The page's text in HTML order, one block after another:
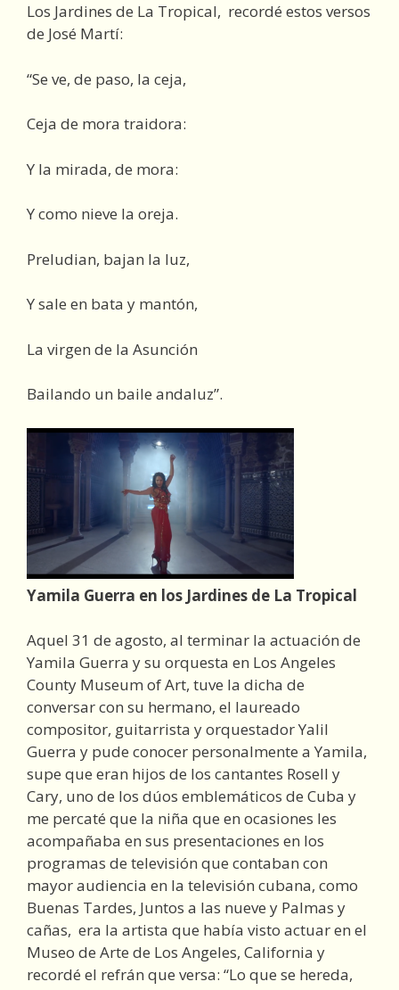
Los Jardines de La Tropical, recordé estos versos
de José Martí:
“Se ve, de paso, la ceja,
Ceja de mora traidora:
Y la mirada, de mora:
Y como nieve la oreja.
Preludian, bajan la luz,
Y sale en bata y mantón,
La virgen de la Asunción
Bailando un baile andaluz”.
Yamila Guerra en los Jardines de La Tropical
Aquel 31 de agosto, al terminar la actuación de
Yamila Guerra y su orquesta en Los Angeles
County Museum of Art, tuve la dicha de
conversar con su hermano, el laureado
compositor, guitarrista y orquestador Yalil
Guerra y pude conocer personalmente a Yamila,
supe que eran hijos de los cantantes Rosell y
Cary, uno de los dúos emblemáticos de Cuba y
me percaté que la niña que en ocasiones les
acompañaba en sus presentaciones en los
programas de televisión que contaban con
mayor audiencia en la televisión cubana, como
Buenas Tardes, Juntos a las nueve y Palmas y
cañas, era la artista que había visto actuar en el
Museo de Arte de Los Angeles, California y
recordé el refrán que versa: “Lo que se hereda,